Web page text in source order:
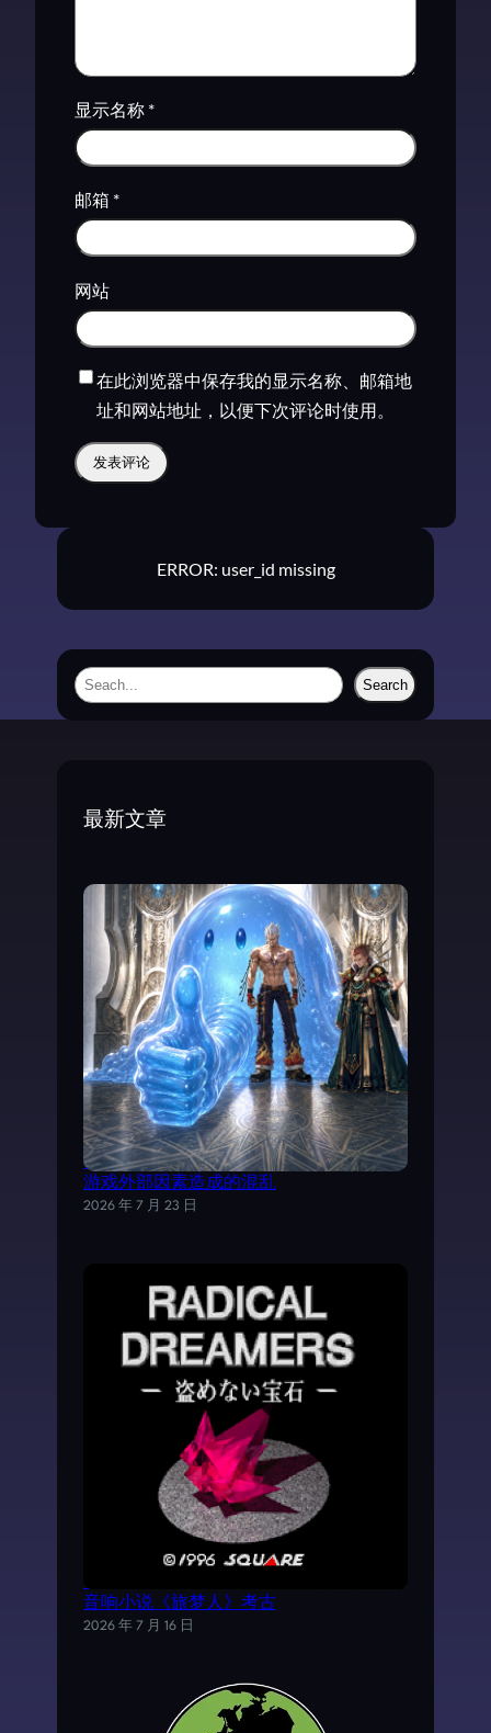
显示名称 *
邮箱 *
网站
在此浏览器中保存我的显示名称、邮箱地
址和网站地址，以便下次评论时使用。
ERROR: user_id missing
S
Search
最新文章
试以AI分析《魔力宝贝》日文剧情，理清
游戏外部因素造成的混乱
2026 年 7 月 23 日
音响小说《旅梦人》考古
2026 年 7 月 16 日